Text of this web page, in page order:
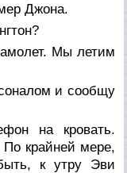
Джона.
Мы летим
и сообщу
на кровать.
крайней мере,
к утру Эви